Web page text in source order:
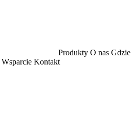
Produkty O nas Gdzie
Wsparcie Kontakt